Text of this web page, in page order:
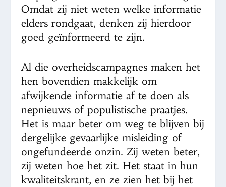
Omdat zij niet weten welke informatie
elders rondgaat, denken zij hierdoor
goed geïnformeerd te zijn.
Al die overheidscampagnes maken het
hen bovendien makkelijk om
afwijkende informatie af te doen als
nepnieuws of populistische praatjes.
Het is maar beter om weg te blijven bij
dergelijke gevaarlijke misleiding of
ongefundeerde onzin. Zij weten beter,
zij weten hoe het zit. Het staat in hun
kwaliteitskrant, en ze zien het bij het